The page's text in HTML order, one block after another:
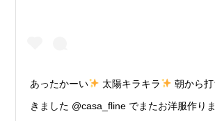
あったかーい 太陽キラキラ
朝から
きました @casa_fline でまたお洋服作り